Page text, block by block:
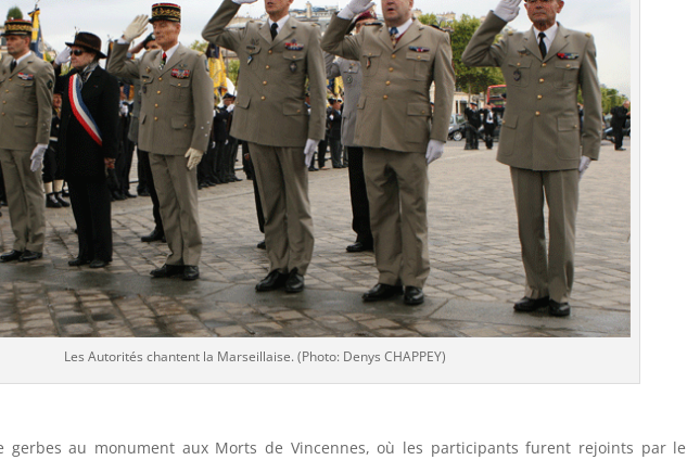
Les Autorités chantent la Marseillaise. (Photo: Denys CHAPPEY)
gerbes au monument aux Morts de Vincennes, où les participants furent rejoints par le